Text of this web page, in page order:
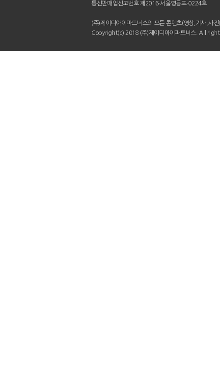
통신판매업신고번호 제2016-서울영등포-0224호
(주)제이디아이파트너스의 모든 콘텐츠(영상,기사,사
Copyright(c) 2018 (주)제이디아이파트너스. All